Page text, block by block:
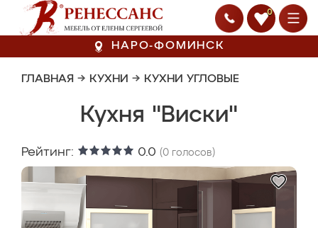
0
НАРО-ФОМИНСК
ГЛАВНАЯ → КУХНИ → КУХНИ УГЛОВЫЕ
Кухня "Виски"
Рейтинг: 0.0 (0 голосов)